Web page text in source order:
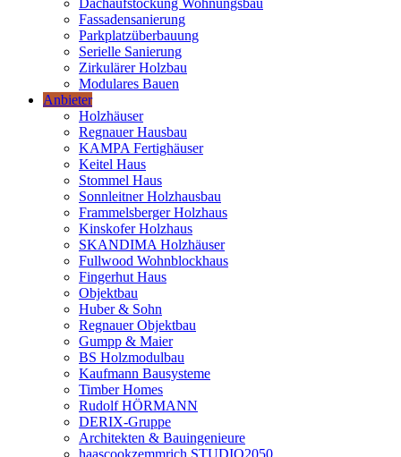
Dachaufstockung Wohnungsbau
Fassadensanierung
Parkplatzüberbauung
Serielle Sanierung
Zirkulärer Holzbau
Modulares Bauen
Anbieter
Holzhäuser
Regnauer Hausbau
KAMPA Fertighäuser
Keitel Haus
Stommel Haus
Sonnleitner Holzhausbau
Frammelsberger Holzhaus
Kinskofer Holzhaus
SKANDIMA Holzhäuser
Fullwood Wohnblockhaus
Fingerhut Haus
Objektbau
Huber & Sohn
Regnauer Objektbau
Gumpp & Maier
BS Holzmodulbau
Kaufmann Bausysteme
Timber Homes
Rudolf HÖRMANN
DERIX-Gruppe
Architekten & Bauingenieure
haascookzemmrich STUDIO2050